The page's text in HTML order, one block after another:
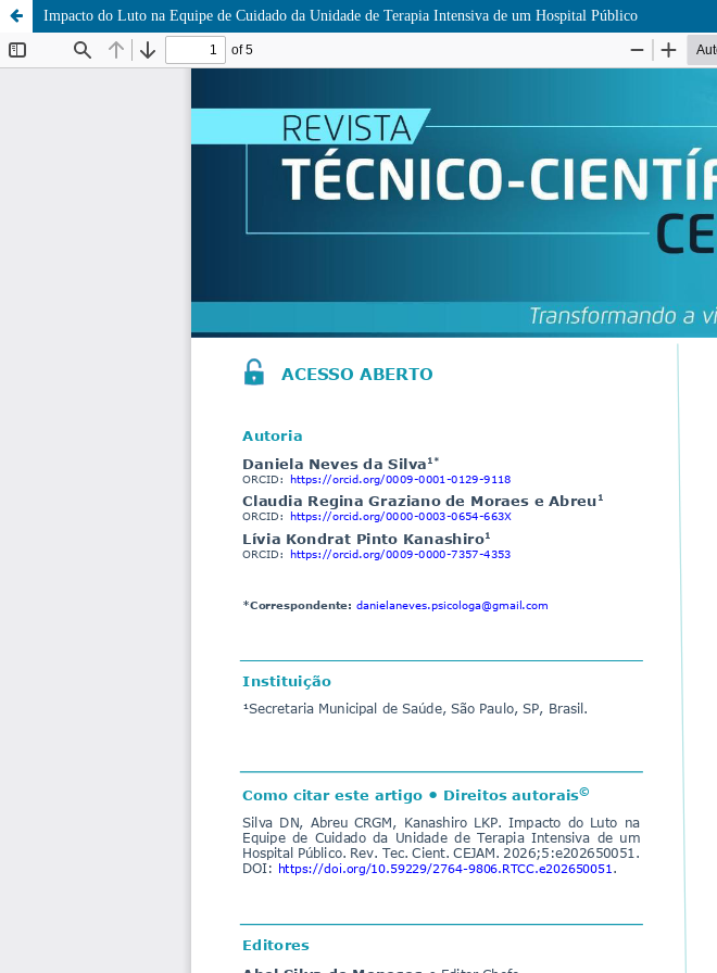
Impacto do Luto na Equipe de Cuidado da Unidade de Terapia Intensiva de um Hospital Público